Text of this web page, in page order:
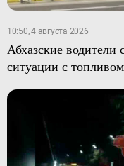
10:50, 4 августа 2026
Абхазские
ситуации с топливом